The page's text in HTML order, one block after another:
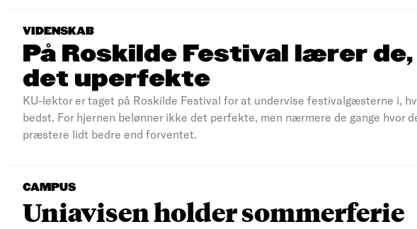
VIDENSKAB
På Roskilde Festival lærer
det uperfekte
KU-lektor er taget på Roskilde Festival for at undervise festivalgæsterne i,
bedst. For hjernen belønner ikke det perfekte, men nærmere de gange hvor
præstere lidt bedre end forventet.
CAMPUS
Uniavisen holder sommerferie